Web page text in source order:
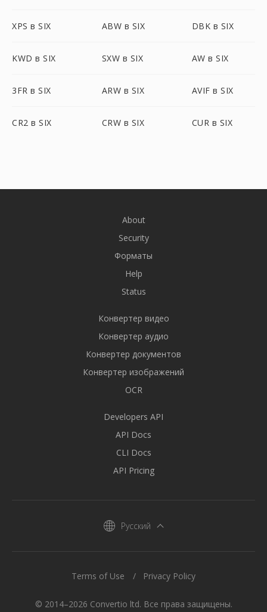
XPS в SIX ABW в SIX DBK в SIX
KWD в SIX SXW в SIX AW в SIX
3FR в SIX ARW в SIX AVIF в SIX
CR2 в SIX CRW в SIX CUR в SIX
About
Security
Форматы
Help
Status
Конвертер видео
Конвертер аудио
Конвертер документов
Конвертер изображений
OCR
Developers API
API Docs
CLI Docs
API Pricing
Русский
© 2014–2026 Convertio ltd. Все права защищены.
Terms of Use Privacy Policy